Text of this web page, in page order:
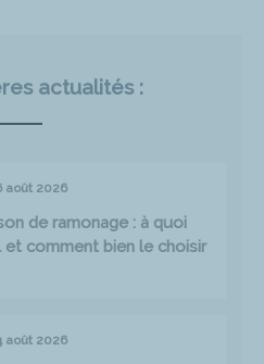
actualités :
août 2026
de ramonage : à quoi
comment bien le choisir
août 2026